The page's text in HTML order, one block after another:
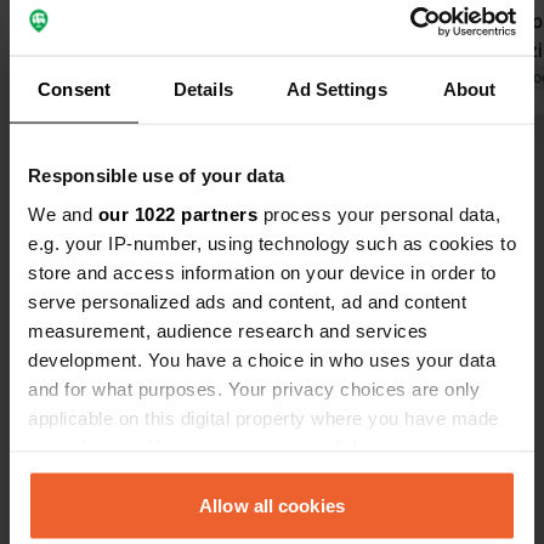
Consent Details Ad Settings About
Responsible use of your data
We and our 1022 partners process your personal data,
e.g. your IP-number, using technology such as cookies to
store and access information on your device in order to
serve personalized ads and content, ad and content
measurement, audience research and services
development. You have a choice in who uses your data
and for what purposes. Your privacy choices are only
applicable on this digital property where you have made
any time from the Cookie Declaration or by clicking on
the Privacy trigger icon.Allow all cookies
può desiderare di più? Questa è la
e l'isola di Il de Ré.
e persino
sera.
distanza
nostro
adulti.
Tradotto da
Sei stato qui?
Contatto
Posizione
Rue Jean Pierre Pigot 27